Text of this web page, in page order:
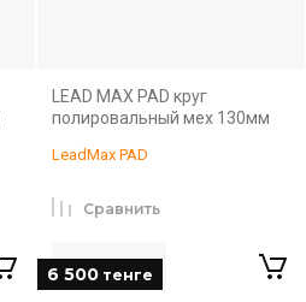
LEAD MAX PAD круг
полировальный мех 130мм
LeadMax PAD
6 500 тенге
Сравнить